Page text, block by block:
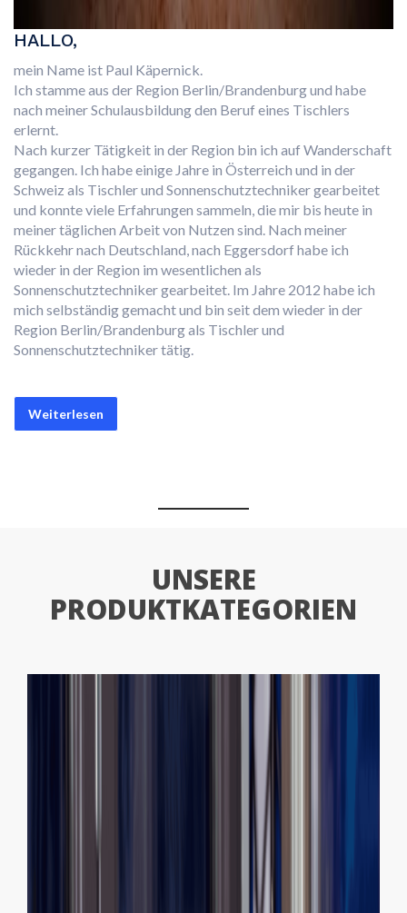
HALLO,
mein Name ist Paul Käpernick.
Ich stamme aus der Region Berlin/Brandenburg und habe
nach meiner Schulausbildung den Beruf eines Tischlers
erlernt.
Nach kurzer Tätigkeit in der Region bin ich auf Wanderschaft
gegangen. Ich habe einige Jahre in Österreich und in der
Schweiz als Tischler und Sonnenschutztechniker gearbeitet
und konnte viele Erfahrungen sammeln, die mir bis heute in
meiner täglichen Arbeit von Nutzen sind. Nach meiner
Rückkehr nach Deutschland, nach Eggersdorf habe ich
wieder in der Region im wesentlichen als
Sonnenschutztechniker gearbeitet. Im Jahre 2012 habe ich
mich selbständig gemacht und bin seit dem wieder in der
Region Berlin/Brandenburg als Tischler und
Sonnenschutztechniker tätig.
Weiterlesen
UNSERE
PRODUKTKATEGORIEN